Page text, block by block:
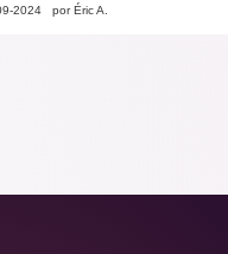
2024 por Éric A.